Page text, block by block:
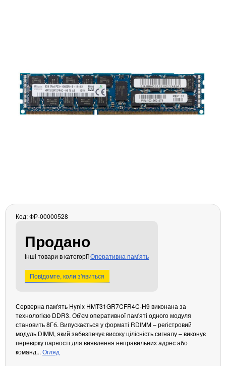
Блоки живлення
Контролери RAID
Кулери та системи охолодження
Мережеві карти
Кабелі та роз'єми
Аксесуари
Хаби і кардридери
Фильтри та стабілізатори
Кабелі, роз'єми, перехідники
Аксесуари для ноутбуків
Акумулятори
Зовнішні блоки живлення
Код: ФР-00000528
Продано
Інші товари в категоріїОперативна пам'ять
Повідомте, коли з'явиться
Серверна пам'ять Hynix HMT31GR7CFR4C-H9 виконана за
технологією DDR3. Об'єм оперативної пам'яті одного модуля
становить 8Гб. Випускається у форматі RDIMM – регістровий
модуль DIMM, який забезпечує високу цілісність сигналу – виконує
перевірку парності для виявлення неправильних адрес або
команд... Огляд